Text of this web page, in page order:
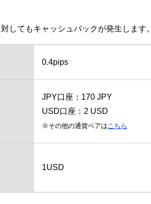
してもキャッシュバックが発生します。
0.4pips
JPY口座：170 JPY
USD口座：2 USD
※その他の通貨ペアはこちら
1USD